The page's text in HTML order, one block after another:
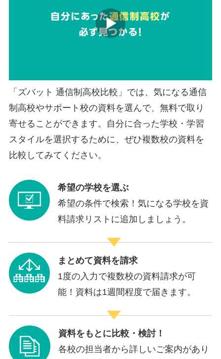
「ズバット 通信制高校比較」では、気になる通信
制高校やサポート校の資料を選んで、無料で取り
寄せることができます。自分に合った学校・学習
スタイルを選択するために、ぜひ複数校の資料を
比較してみてください。
希望の学校を選ぶ
希望の条件で検索！気になる学校を資
料請求リストに追加しましょう。
まとめて資料を請求
1度の入力で複数校の資料請求が可
能！資料は1週間程度で届きます。
資料をもとに比較・検討！
各校の担当者から詳しいご案内があり